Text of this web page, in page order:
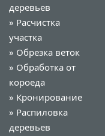
деревьев
» Расчистка
участка
» Обрезка веток
» Обработка от
короеда
» Кронирование
» Распиловка
деревьев